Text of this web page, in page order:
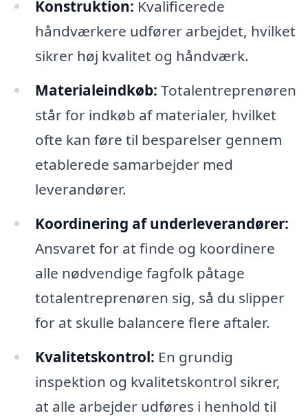
Konstruktion: Kvalificerede
håndværkere udfører arbejdet, hvilket
sikrer høj kvalitet og håndværk.
Materialeindkøb: Totalentreprenøren
står for indkøb af materialer, hvilket
ofte kan føre til besparelser gennem
etablerede samarbejder med
leverandører.
Koordinering af underleverandører:
Ansvaret for at finde og koordinere
alle nødvendige fagfolk påtage
totalentreprenøren sig, så du slipper
for at skulle balancere flere aftaler.
Kvalitetskontrol: En grundig
inspektion og kvalitetskontrol sikrer,
at alle arbejder udføres i henhold til